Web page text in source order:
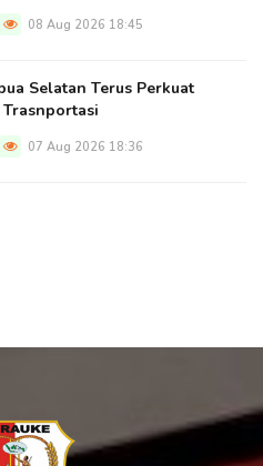
08 Aug 2026 18:45
Selatan Terus Perkuat
07 Aug 2026 18:36